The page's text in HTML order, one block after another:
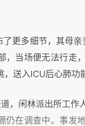
了更多细节，其母
，当场便无法行走
送入ICU后心肺功
，闲林派出所工作
仍在调查中。事发